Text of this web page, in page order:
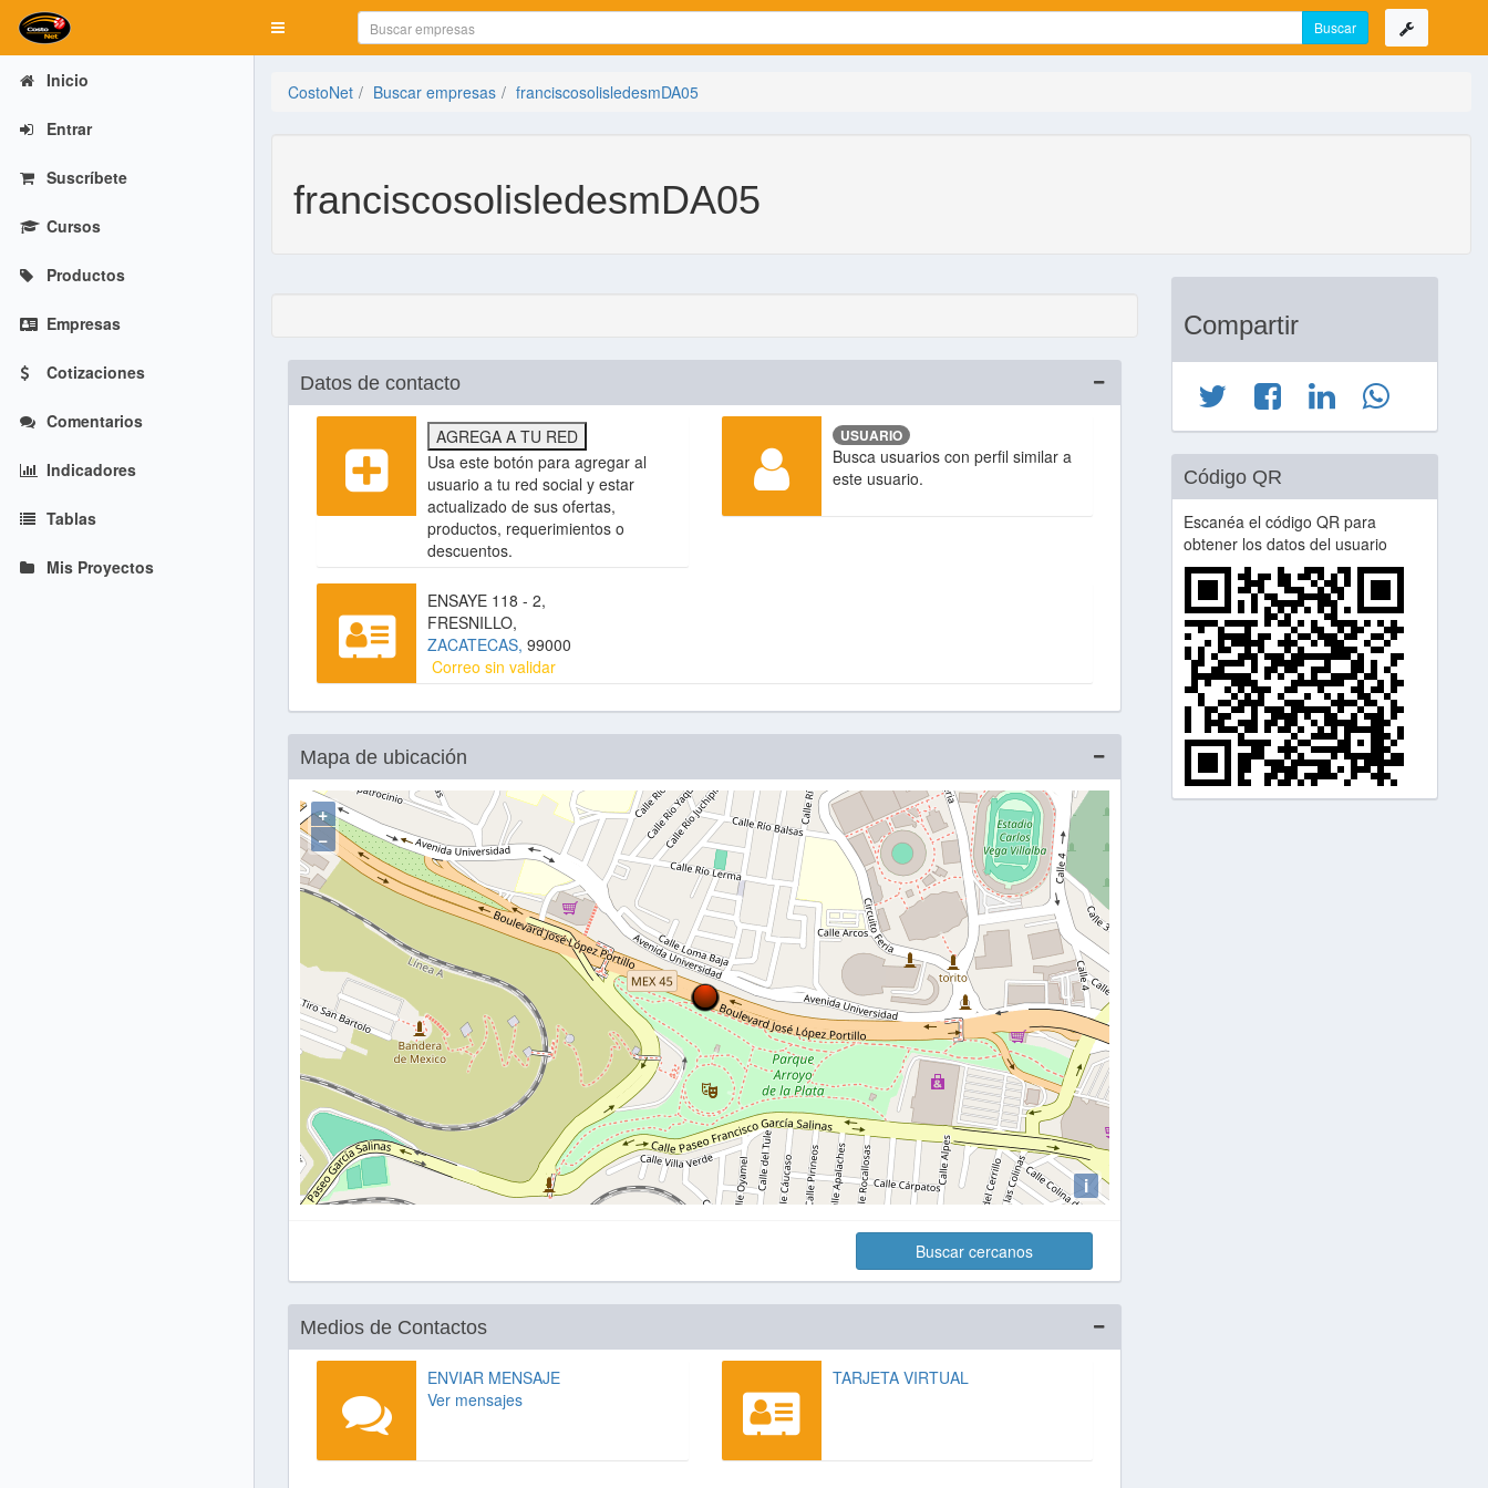
Mostrar menú
Inicio
Entrar
Suscríbete
Cursos
Productos
Empresas
Cotizaciones
Comentarios
Indicadores
Tablas
Mis Proyectos
CostoNet Buscar empresas franciscosolisledesmDA05
franciscosolisledesmDA05
Datos de contacto
AGREGA A TU RED
Usa este botón para agregar al
usuario a tu red social y estar
actualizado de sus ofertas,
productos, requerimientos o
descuentos.
USUARIO
Busca usuarios con perfil similar a
este usuario.
ENSAYE 118 - 2,
FRESNILLO,
ZACATECAS, 99000
Correo sin validar
Mapa de ubicación
+
−
i
Buscar cercanos
Medios de Contactos
ENVIAR MENSAJE
Ver mensajes
TARJETA VIRTUAL
Compartir
Código QR
Escanéa el código QR para
obtener los datos del usuario